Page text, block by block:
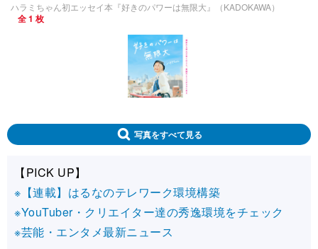
ハラミちゃん初エッセイ本『好きのパワーは無限大』（KADOKAWA）
全 1 枚
写真をすべて見る
【PICK UP】
※【連載】はるなのテレワーク環境構築
※YouTuber・クリエイター達の秀逸環境をチェック
※芸能・エンタメ最新ニュース